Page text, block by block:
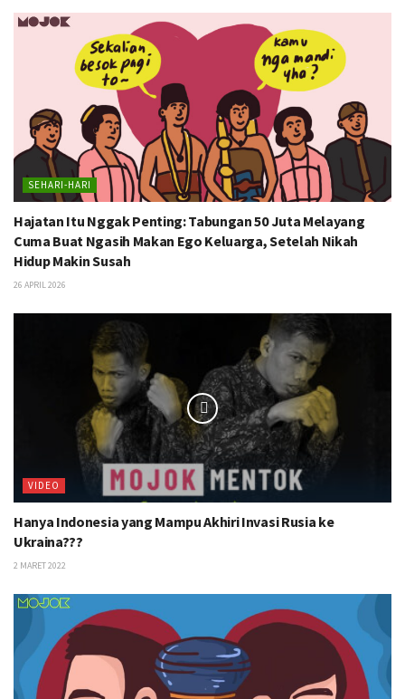
SEHARI-HARI
Hajatan Itu Nggak Penting: Tabungan 50 Juta Melayang
Cuma Buat Ngasih Makan Ego Keluarga, Setelah Nikah
Hidup Makin Susah
26 APRIL 2026
VIDEO
Hanya Indonesia yang Mampu Akhiri Invasi Rusia ke
Ukraina???
2 MARET 2022